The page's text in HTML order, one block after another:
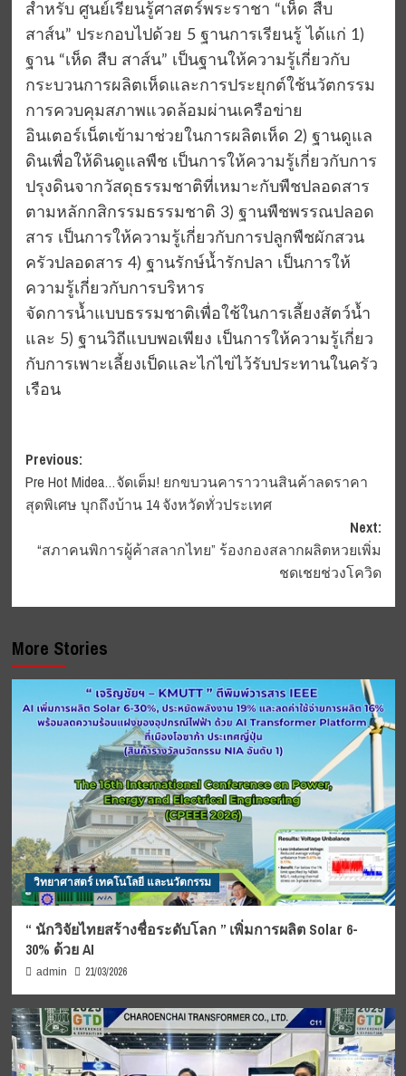
สำหรับ ศูนย์เรียนรู้ศาสตร์พระราชา “เห็ด สืบ
สาส์น” ประกอบไปด้วย 5 ฐานการเรียนรู้ ได้แก่ 1)
ฐาน “เห็ด สืบ สาส์น” เป็นฐานให้ความรู้เกี่ยวกับ
กระบวนการผลิตเห็ดและการประยุกต์ใช้นวัตกรรม
การควบคุมสภาพแวดล้อมผ่านเครือข่าย
อินเตอร์เน็ตเข้ามาช่วยในการผลิตเห็ด 2) ฐานดูแล
ดินเพื่อให้ดินดูแลพืช เป็นการให้ความรู้เกี่ยวกับการ
ปรุงดินจากวัสดุธรรมชาติที่เหมาะกับพืชปลอดสาร
ตามหลักกสิกรรมธรรมชาติ 3) ฐานพืชพรรณปลอด
สาร เป็นการให้ความรู้เกี่ยวกับการปลูกพืชผักสวน
ครัวปลอดสาร 4) ฐานรักษ์น้ำรักปลา เป็นการให้
ความรู้เกี่ยวกับการบริหาร
จัดการน้ำแบบธรรมชาติเพื่อใช้ในการเลี้ยงสัตว์น้ำ
และ 5) ฐานวิถีแบบพอเพียง เป็นการให้ความรู้เกี่ยว
กับการเพาะเลี้ยงเป็ดและไก่ไข่ไว้รับประทานในครัว
เรือน
Post
navigation
Previous:
Pre Hot Midea…จัดเต็ม! ยกขบวนคาราวานสินค้าลดราคา
สุดพิเศษ บุกถึงบ้าน 14 จังหวัดทั่วประเทศ
Next:
“สภาคนพิการผู้ค้าสลากไทย” ร้องกองสลากผลิตหวย​เพิ่ม​
ชดเชยช่วงโควิด
More Stories
วิทยาศาสตร์ เทคโนโลยี และนวัตกรรม
“ นักวิจัยไทยสร้างชื่อระดับโลก ” เพิ่มการผลิต Solar 6-
30% ด้วย AI
admin 21/03/2026